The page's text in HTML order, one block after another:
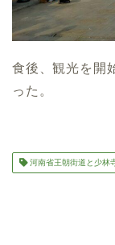
食後、観光を開
った。
河南省王朝街道と少林